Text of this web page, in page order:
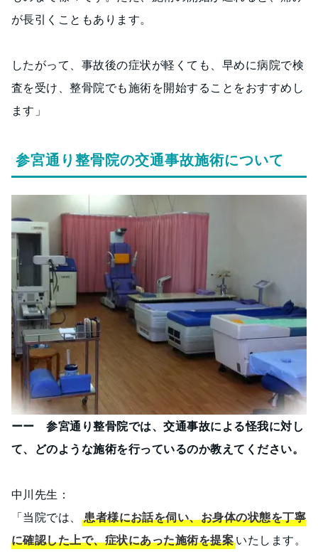
が長引くこともあります。
したがって、事故後の症状が軽くても、早めに病院で検
査を受け、整骨院でも施術を開始することをおすすめし
ます」
参宮通り整骨院の交通事故施術について
ーー 参宮通り整骨院では、交通事故による怪我に対し
て、どのような施術を行っているのか教えてください。
中川先生：
「当院では、
患者様にお話を伺い、お身体の状態を丁寧
に確認した上で、症状にあった施術を提案いたします。